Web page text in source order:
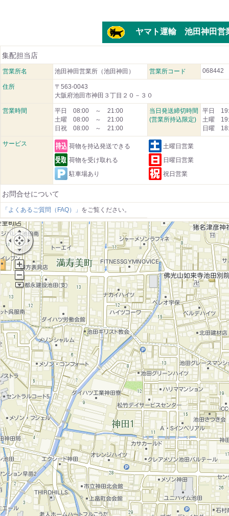
ヤマト運輸 池田神田営
集配担当店
営業所名 池田神田営業所（池田神田） 営業所コード 068442
住所
〒563-0043
大阪府池田市神田３丁目２０－３０
営業時間
平日 08:00 ～ 21:00
土曜 08:00 ～ 21:00
日祝 08:00 ～ 21:00
当日発送締切時間
(営業所持込限定)
平日
土曜
日曜
サービス
荷物を持込発送できる
荷物を受け取れる
駐車場あり
土曜日営業
日曜日営業
祝日営業
お問合せについて
「よくあるご質問（FAQ）」 をご覧ください。